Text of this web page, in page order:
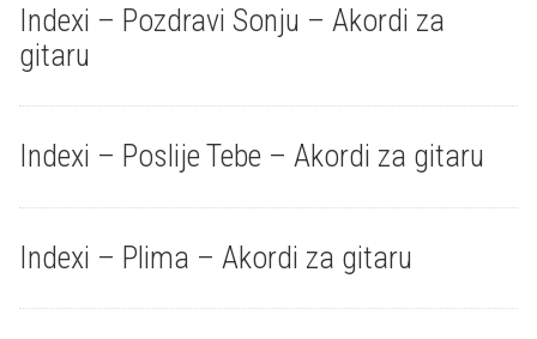
Indexi – Pozdravi Sonju – Akordi za
gitaru
Indexi – Poslije Tebe – Akordi za gitaru
Indexi – Plima – Akordi za gitaru